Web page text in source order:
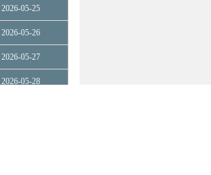
2026-05-25
2026-05-26
2026-05-27
2026-05-28